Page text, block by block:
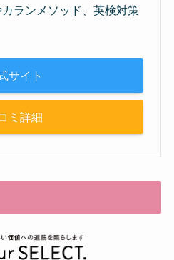
ランメソッド、英検対策
サイト
ミ詳細